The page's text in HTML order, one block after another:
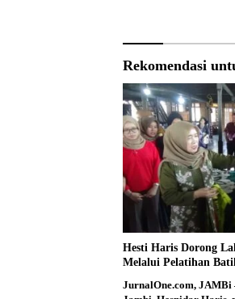
Rekomendasi
Hesti Haris Dorong
Melalui Pelatihan
JurnalOne.com, JAMBi